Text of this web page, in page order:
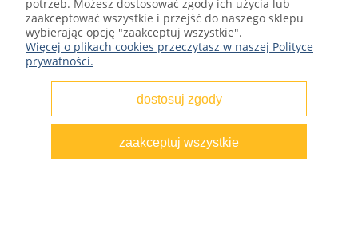
Lizzo - Coconut Oil (Limit. Edition, Color
Vinyl, RSD 2019)
potrzeb. Możesz dostosować zgody ich użycia lub
zaakceptować wszystkie i przejść do naszego sklepu
wybierając opcję "zaakceptuj wszystkie".
Więcej o plikach cookies przeczytasz w naszej Polityce
prywatności.
dostosuj zgody
zaakceptuj wszystkie